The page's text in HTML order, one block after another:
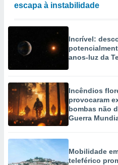
escapa à instabilidade
Incrível:
anos-luz da
Incêndios
provocaram
bombas não
Guerra
Mobilidade
teleférico